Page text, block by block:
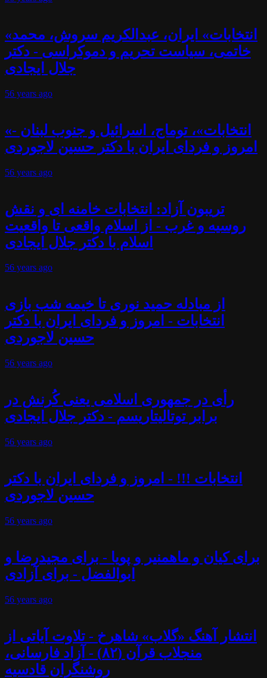
«انتخابات» ایران، عبدالکریم سروش، محمد
خاتمی، سیاست تحریم و دموکراسی - دکتر
جلال ایجادی
56 years ago
«انتخابات»، توماج، اسرائیل و جنوب لبنان -
امروز و فردای ایران با دکتر حسین لاجوردی
56 years ago
تریبون آزاد: انتخابات خامنه ای و نقش
روسیه و غرب - از اسلام واقعی تا واقعیت
اسلام با دکتر جلال ایجادی
56 years ago
از مبادله حمید نوری تا خیمه شب بازی
انتخابات - امروز و فردای ایران با دکتر
حسین لاجوردی
56 years ago
رأی در جمهوری اسلامی یعنی کُرنش در
برابر توتالیتاریسم - دکتر جلال ایجادی
56 years ago
انتخابات !!! - امروز و فردای ایران با دکتر
حسین لاجوردی
56 years ago
برای کیان و ماهمنیر و پویا - برای مجیدرضا و
ابوالفضل - برای آزادی
56 years ago
انتشار آهنگ «گلاب» شاهرخ - تلاوت آیاتی از
منجلاب قرآن (۸۲) - آزاد فارسانی،
روشنگران قادسیه